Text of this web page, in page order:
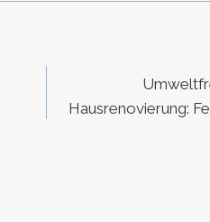
Hausrenovierung: